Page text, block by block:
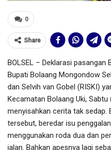
0
Share
BOLSEL – Deklarasi pasangan
Bupati Bolaang Mongondow
dan Selvih van Gobel (RISKI)
Kecamatan Bolaang Uki,
menyisahkan cerita tak sedap.
tersebut, beredar isu
menggunakan roda dua dan
jalan. Bahkan apesnya lagi